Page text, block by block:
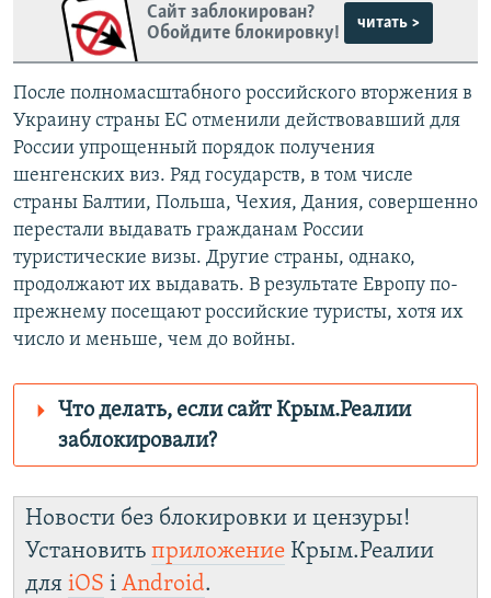
Сайт заблокирован?
Обойдите блокировку!
читать >
После полномасштабного российского вторжения в
Украину страны ЕС отменили действовавший для
России упрощенный порядок получения
шенгенских виз. Ряд государств, в том числе
страны Балтии, Польша, Чехия, Дания, совершенно
перестали выдавать гражданам России
туристические визы. Другие страны, однако,
продолжают их выдавать. В результате Европу по-
прежнему посещают российские туристы, хотя их
число и меньше, чем до войны.
Что делать, если сайт Крым.Реалии
заблокировали?
Крым.Реалии
зеркального сайта:
https://smarturl.click/zYdJA
Новости без блокировки и цензуры!
Установить приложение Крым.Реалии
для iOS і Android.